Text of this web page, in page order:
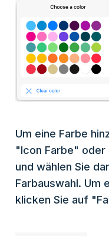
Um eine Farbe
"Icon Farbe"
und wählen Sie
Farbauswahl. Um
klicken Sie auf